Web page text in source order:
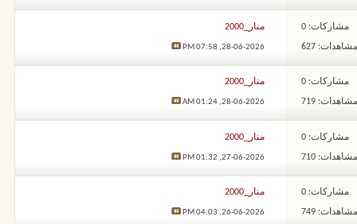
مشاركات: 0
627
منار_2000
28-06-2026,
07:58 PM
مشاركات: 0
719
منار_2000
28-06-2026,
01:24 AM
مشاركات: 0
710
منار_2000
27-06-2026,
01:32 PM
مشاركات: 0
749
منار_2000
26-06-2026,
04:03 PM